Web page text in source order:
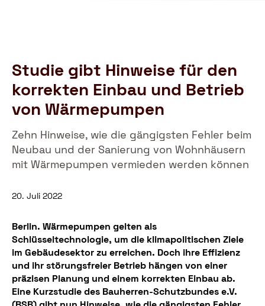
Studie gibt Hinweise für den
korrekten Einbau und Betrieb
von Wärmepumpen
Zehn Hinweise, wie die gängigsten Fehler beim
Neubau und der Sanierung von Wohnhäusern
mit Wärmepumpen vermieden werden können
20. Juli 2022
Berlin. Wärmepumpen gelten als
Schlüsseltechnologie, um die klimapolitischen Ziele
im Gebäudesektor zu erreichen. Doch ihre Effizienz
und ihr störungsfreier Betrieb hängen von einer
präzisen Planung und einem korrekten Einbau ab.
Eine Kurzstudie des Bauherren-Schutzbundes e.V.